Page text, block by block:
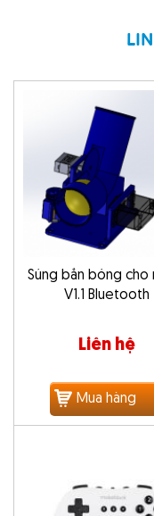
Súng bắn bóng cho
V1.1 Bluetooth
Liên hệ
Mua hàng